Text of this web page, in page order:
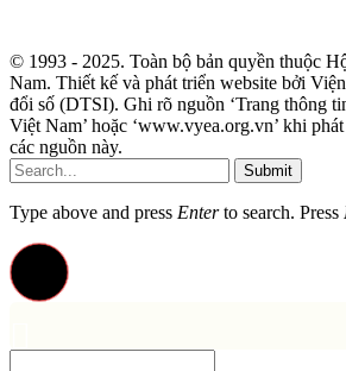
© 1993 - 2025. Toàn bộ bản quyền thuộc
Nam. Thiết kế và phát triển website bởi
đổi số (DTSI). Ghi rõ nguồn ‘Trang thông
Việt Nam’ hoặc ‘www.vyea.org.vn’ khi
các nguồn này.
Submit
Type above and press Enterto search. Press